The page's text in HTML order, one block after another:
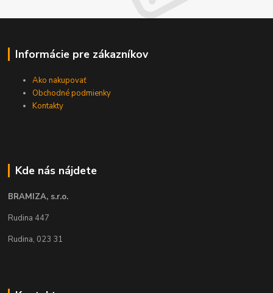
Informácie pre zákazníkov
Ako nakupovať
Obchodné podmienky
Kontakty
Kde nás nájdete
BRAMIZA, s.r.o.
Rudina 447
Rudina, 023 31